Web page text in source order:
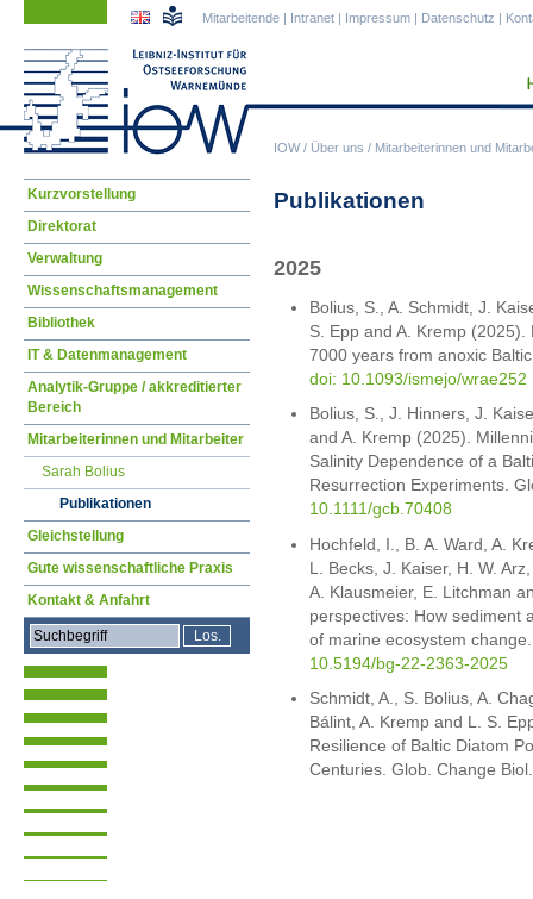
IOW/ Über uns / Mitarbeiterinnen und
Mitarbeitende | Intranet | Impressum | Datenschutz |
Publikationen
2025
Bolius, S., A. Schmidt, J.
S. Epp and A. Kremp
7000 years from anoxic
doi: 10.1093/ismejo/wrae252
Bolius, S., J. Hinners, J.
and A. Kremp (2025).
Salinity Dependence of a
Resurrection Experiments.
10.1111/gcb.70408
Hochfeld, I., B. A. Ward, A.
L. Becks, J. Kaiser, H. W.
A. Klausmeier, E. Litchman
perspectives: How sediment
of marine ecosystem
10.5194/bg-22-2363-2025
Schmidt, A., S. Bolius, A.
Bálint, A. Kremp and L. S.
Resilience of Baltic Diatom
Centuries. Glob. Change
Navigation
Kurzvorstellung
Direktorat
Verwaltung
Wissenschaftsmanagement
Bibliothek
IT & Datenmanagement
Analytik-Gruppe / akkreditierter
Bereich
Mitarbeiterinnen und Mitarbeiter
Sarah Bolius
Publikationen
Gleichstellung
Gute wissenschaftliche Praxis
Kontakt & Anfahrt